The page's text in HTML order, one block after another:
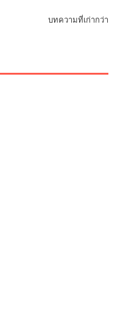
บทความที่เก่ากว่า